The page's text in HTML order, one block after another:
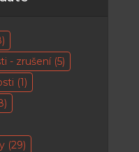
- zrušení(5)
(1)
(29)